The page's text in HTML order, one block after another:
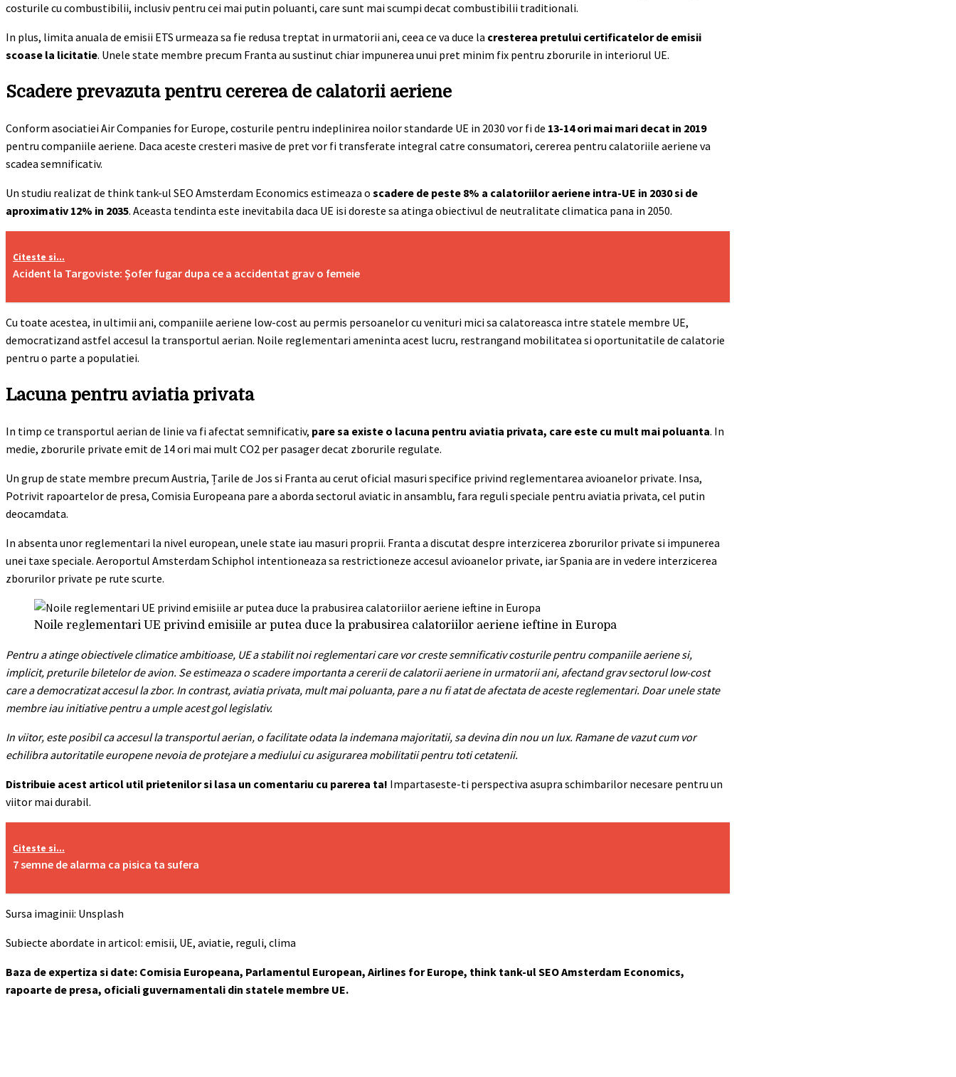
costurile cu combustibilii, inclusiv pentru cei mai putin poluanti, care sunt mai scumpi decat combustibilii traditionali.
In plus, limita anuala de emisii ETS urmeaza sa fie redusa treptat in urmatorii ani, ceea ce va duce la cresterea pretului certificatelor de emisii
scoase la licitatie. Unele state membre precum Franta au sustinut chiar impunerea unui pret minim fix pentru zborurile in interiorul UE.
Scadere prevazuta pentru cererea de calatorii aeriene
Conform asociatiei Air Companies for Europe, costurile pentru indeplinirea noilor standarde UE in 2030 vor fi de 13-14 ori mai mari decat in 2019
pentru companiile aeriene. Daca aceste cresteri masive de pret vor fi transferate integral catre consumatori, cererea pentru calatoriile aeriene va
scadea semnificativ.
Un studiu realizat de think tank-ul SEO Amsterdam Economics estimeaza o scadere de peste 8% a calatoriilor aeriene intra-UE in 2030 si de
aproximativ 12% in 2035. Aceasta tendinta este inevitabila daca UE isi doreste sa atinga obiectivul de neutralitate climatica pana in 2050.
Citeste si...
Acident la Targoviste: Șofer fugar dupa ce a accidentat grav o femeie
Cu toate acestea, in ultimii ani, companiile aeriene low-cost au permis persoanelor cu venituri mici sa calatoreasca intre statele membre UE,
democratizand astfel accesul la transportul aerian. Noile reglementari ameninta acest lucru, restrangand mobilitatea si oportunitatile de calatorie
pentru o parte a populatiei.
Lacuna pentru aviatia privata
In timp ce transportul aerian de linie va fi afectat semnificativ, pare sa existe o lacuna pentru aviatia privata, care este cu mult mai poluanta. In
medie, zborurile private emit de 14 ori mai mult CO2 per pasager decat zborurile regulate.
Un grup de state membre precum Austria, Țarile de Jos si Franta au cerut oficial masuri specifice privind reglementarea avioanelor private. Insa,
Potrivit rapoartelor de presa, Comisia Europeana pare a aborda sectorul aviatic in ansamblu, fara reguli speciale pentru aviatia privata, cel putin
deocamdata.
In absenta unor reglementari la nivel european, unele state iau masuri proprii. Franta a discutat despre interzicerea zborurilor private si impunerea
unei taxe speciale. Aeroportul Amsterdam Schiphol intentioneaza sa restrictioneze accesul avioanelor private, iar Spania are in vedere interzicerea
zborurilor private pe rute scurte.
Noile reglementari UE privind emisiile ar putea duce la prabusirea calatoriilor aeriene ieftine in Europa
Pentru a atinge obiectivele climatice ambitioase, UE a stabilit noi reglementari care vor creste semnificativ costurile pentru companiile aeriene si,
implicit, preturile biletelor de avion. Se estimeaza o scadere importanta a cererii de calatorii aeriene in urmatorii ani, afectand grav sectorul low-cost
care a democratizat accesul la zbor. In contrast, aviatia privata, mult mai poluanta, pare a nu fi atat de afectata de aceste reglementari. Doar unele state
membre iau initiative pentru a umple acest gol legislativ.
In viitor, este posibil ca accesul la transportul aerian, o facilitate odata la indemana majoritatii, sa devina din nou un lux. Ramane de vazut cum vor
echilibra autoritatile europene nevoia de protejare a mediului cu asigurarea mobilitatii pentru toti cetatenii.
Distribuie acest articol util prietenilor si lasa un comentariu cu parerea ta! Impartaseste-ti perspectiva asupra schimbarilor necesare pentru un
viitor mai durabil.
Citeste si...
7 semne de alarma ca pisica ta sufera
Sursa imaginii: Unsplash
Subiecte abordate in articol: emisii, UE, aviatie, reguli, clima
Baza de expertiza si date: Comisia Europeana, Parlamentul European, Airlines for Europe, think tank-ul SEO Amsterdam Economics,
rapoarte de presa, oficiali guvernamentali din statele membre UE.